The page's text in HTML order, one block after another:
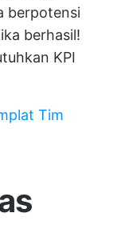
berpotensi
berhasil!
KPI
Tim